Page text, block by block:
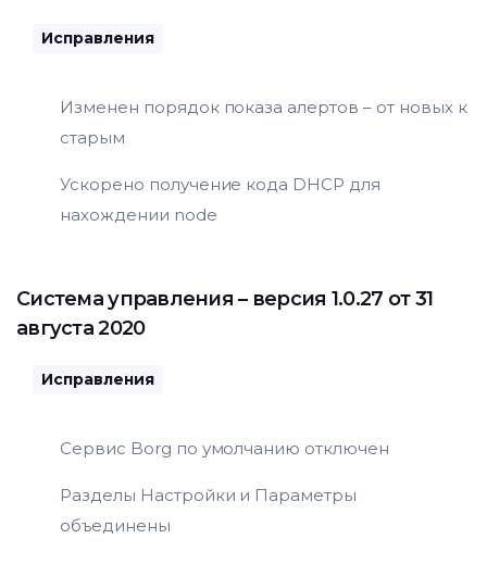
Исправления
Изменен порядок показа алертов – от новых к
старым
Ускорено получение кода DHCP для
нахождении node
Система управления – версия 1.0.27 от 31
августа 2020
Исправления
Сервис Borg по умолчанию отключен
Разделы Настройки и Параметры
объединены